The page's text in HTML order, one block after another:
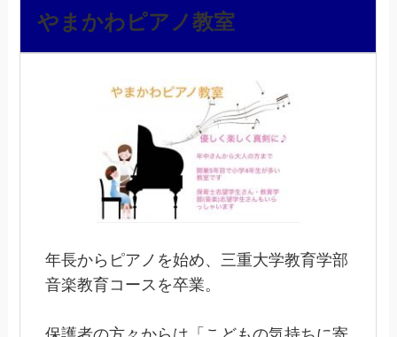
やまかわピアノ教室
年長からピアノを始め、三重大学教育学部
音楽教育コースを卒業。